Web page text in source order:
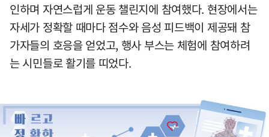
인하며 자연스럽게 운동 챌린지에 참여했다. 현장에서는
자세가 정확할 때마다 점수와 음성 피드백이 제공돼 참
가자들의 호응을 얻었고, 행사 부스는 체험에 참여하려
는 시민들로 활기를 띠었다.